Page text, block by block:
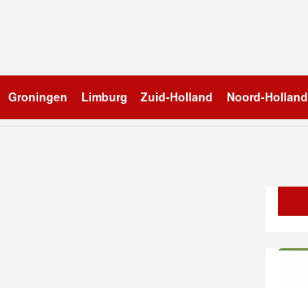
Groningen Limburg Zuid-Holland Noord-Holland